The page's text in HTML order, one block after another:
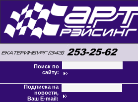
Поиск по
сайту:
Подписка на
новости,
Ваш E-mail: